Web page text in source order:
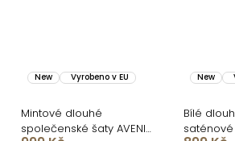
New Vyrobeno v EU
Mintové dlouhé
společenské šaty AVENIA
New
Bílé
saténové